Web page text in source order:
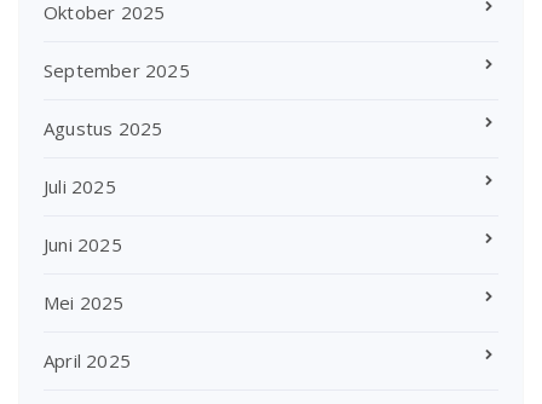
Oktober 2025
September 2025
Agustus 2025
Juli 2025
Juni 2025
Mei 2025
April 2025